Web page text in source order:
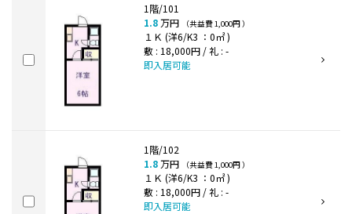
1階/101
1.8万円 （共益費 1,000円 ）
１Ｋ (洋6/K3 ：0㎡ )
敷 : 18,000円 / 礼 : -
即入居可能
1階/102
1.8万円 （共益費 1,000円 ）
１Ｋ (洋6/K3 ：0㎡ )
敷 : 18,000円 / 礼 : -
即入居可能